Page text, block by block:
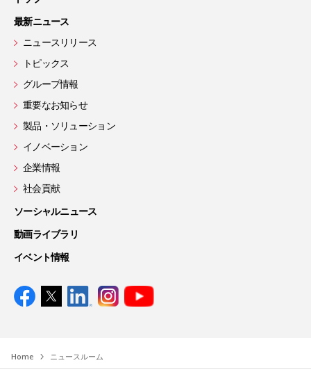
最新ニュース
ニュースリリース
トピックス
グループ情報
重要なお知らせ
製品・ソリューション
イノベーション
企業情報
社会貢献
ソーシャルニュース
動画ライブラリ
イベント情報
Home ニュースルーム